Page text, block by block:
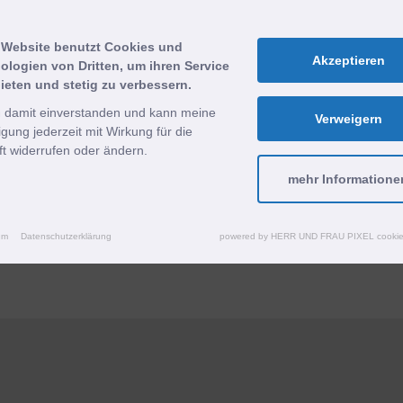
Elektrotechnik sowie Kälte- und Klimatechnik bei
bei rechtlichen Konflikten mit Verbrauchern (§ 13
Verbraucherstreitbeilegungsgesetz teilzunehmen.
Holl
Mitsubishi Electric, Waterkotte, Xtherma, iStock (©
© supakit) und andere. Wir danken unseren Kunden
Website benutzt Cookies und
von Dritten, um ihren Service
und stetig zu verbessern.
damit einverstanden und kann meine
jederzeit mit Wirkung für die
widerrufen oder ändern.
Akzeptieren
Verweigern
mehr
Datenschutzerklärung powered by HERR UND FRAU PIXEL